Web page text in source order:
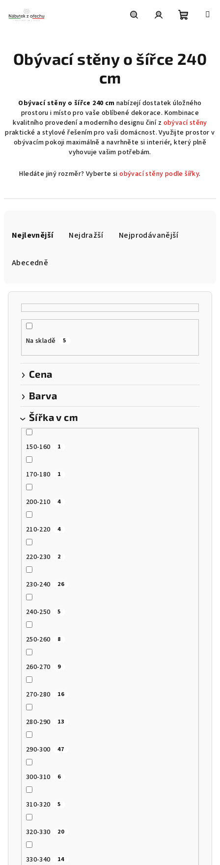
obsah
košík
Obývací stěny o šířce 240
cm
Obývací stěny o šířce 240 cm nabízejí dostatek úložného
prostoru i místo pro vaše oblíbené dekorace. Kombinace
kvalitního provedení a moderního designu činí z obývací stěny
praktické a stylové řešením pro vaši domácnost. Využijte prostor v
obývacím pokoji maximálně a navrhněte si interiér, který plně
vyhovuje vašim potřebám.
Hledáte jiný rozměr? Vyberte siobývací stěny podle šířky.
Nejlevnější Nejdražší Nejprodávanější
Abecedně
Na skladě 5
Cena
Barva
Šířka v cm
150-160 1
170-180 1
200-210 4
210-220 4
220-230 2
230-240 26
240-250 5
250-260 8
260-270 9
270-280 16
280-290 13
290-300 47
300-310 6
310-320 5
320-330 20
330-340 14